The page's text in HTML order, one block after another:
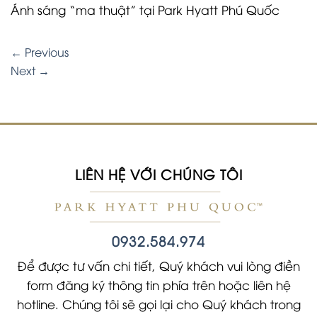
Ánh sáng “ma thuật” tại Park Hyatt Phú Quốc
← Previous
Next →
LIÊN HỆ VỚI CHÚNG TÔI
0932.584.974
Để được tư vấn chi tiết, Quý khách vui lòng điền
form đăng ký thông tin phía trên hoặc liên hệ
hotline. Chúng tôi sẽ gọi lại cho Quý khách trong